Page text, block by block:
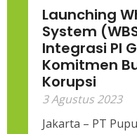
Launching
System
Integrasi PI
Komitmen
Korupsi
3 Agustus 2023
Jakarta – PT